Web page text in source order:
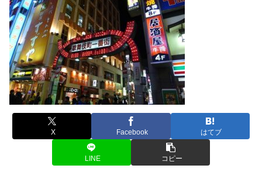
X Facebook はてブ
LINE コピー